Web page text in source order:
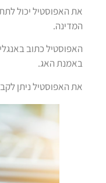
את האפוסטיל יכול
המדינה.
האפוסטיל כתוב
באמנת האג.
את האפוסטיל ניתן